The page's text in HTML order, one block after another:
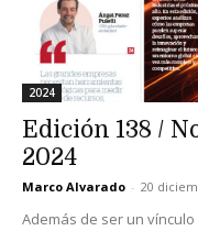
2024
Edición 138 /
2024
Marco Alvarado - 20
Además de ser un